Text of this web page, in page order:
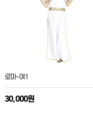
로마-여1
30,000원